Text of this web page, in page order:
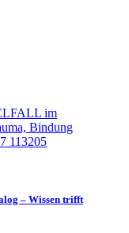
– Wissen trifft